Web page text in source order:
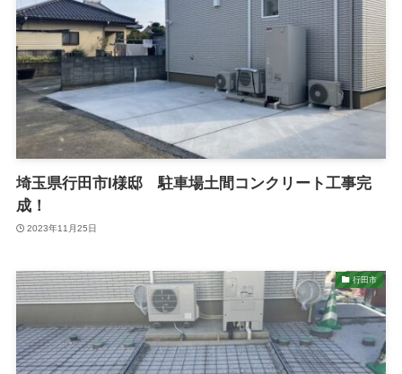
埼玉県行田市I様邸 駐車場土間コンクリート工事完
成！
2023年11月25日
行田市